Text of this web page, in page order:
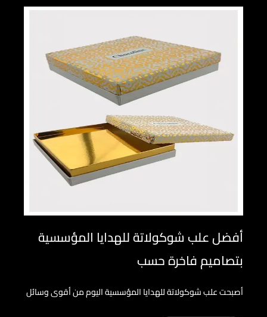
أفضل علب شوكولاتة للهدايا المؤسسية
بتصاميم فاخرة حسب
أصبحت علب شوكولاتة للهدايا المؤسسية اليوم من أقوى وسائل